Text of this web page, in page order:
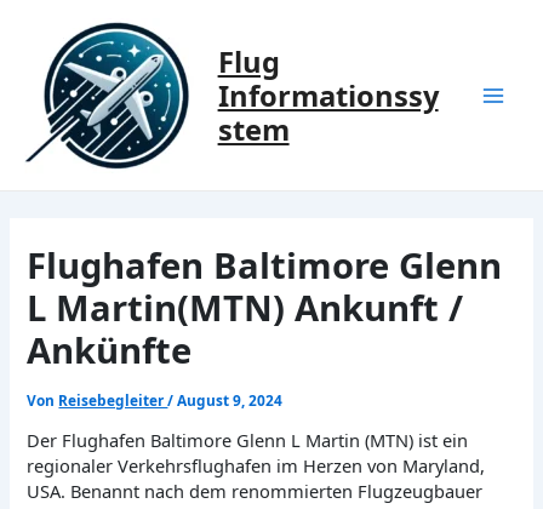
springen
Flug
Informationssy
stem
Flughafen Baltimore Glenn
L Martin(MTN) Ankunft /
Ankünfte
Von Reisebegleiter/August 9, 2024
Der Flughafen Baltimore Glenn L Martin (MTN) ist ein
regionaler Verkehrsflughafen im Herzen von Maryland,
USA. Benannt nach dem renommierten Flugzeugbauer